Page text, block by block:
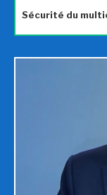
Sécurité du